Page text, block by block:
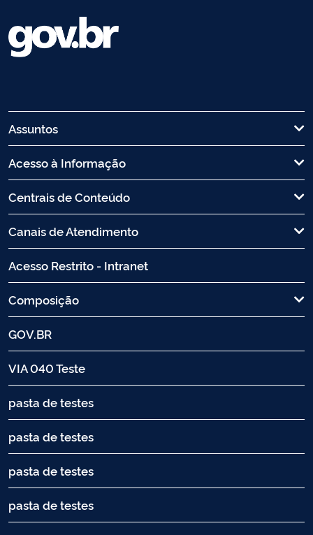
Assuntos
Acesso à Informação
Centrais de Conteúdo
Canais de Atendimento
Acesso Restrito - Intranet
Composição
GOV.BR
VIA 040 Teste
pasta de testes
pasta de testes
pasta de testes
pasta de testes